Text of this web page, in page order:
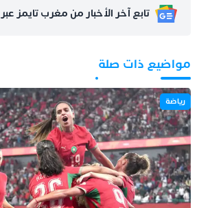
تابع آخر الأخبار من مغرب تايمز عبر Google News
مواضيع ذات صلة
رياضة